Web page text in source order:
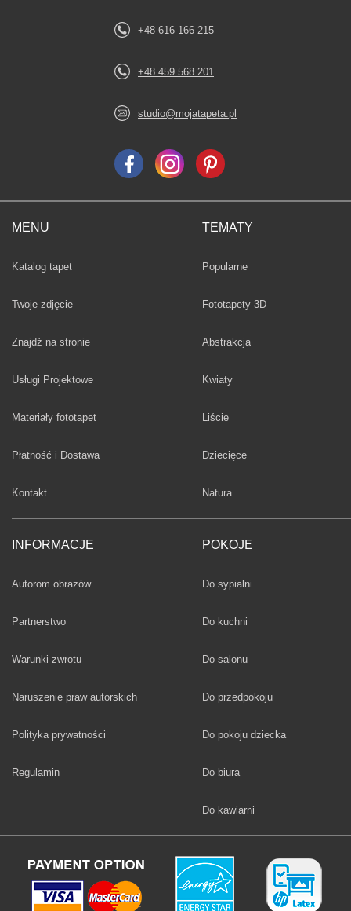
MENU
Katalog tapet
Twoje zdjęcie
Znajdż na stronie
Usługi Projektowe
Materiały fototapet
Płatność i Dostawa
Kontakt
INFORMACJE
Autorom obrazów
Partnerstwo
Warunki zwrotu
Naruszenie praw autorskich
Polityka prywatności
Regulamin
TEMATY
Fototapety
Popularne
Fototapety 3D
Fototapety
Abstrakcja
Fototapety
Kwiaty
Fototapety
Liście
Fototapety
Dziecięce
Fototapety
Natura
POKOJE
Fototapety
Do sypialni
Fototapety
Do kuchni
Fototapety
Do salonu
Fototapety
Do przedpokoju
Fototapety
Do pokoju dziecka
Fototapety
Do biura
Fototapety
Do kawiarni
+48 616 166 215
+48 459 568 201
studio@mojatapeta.pl